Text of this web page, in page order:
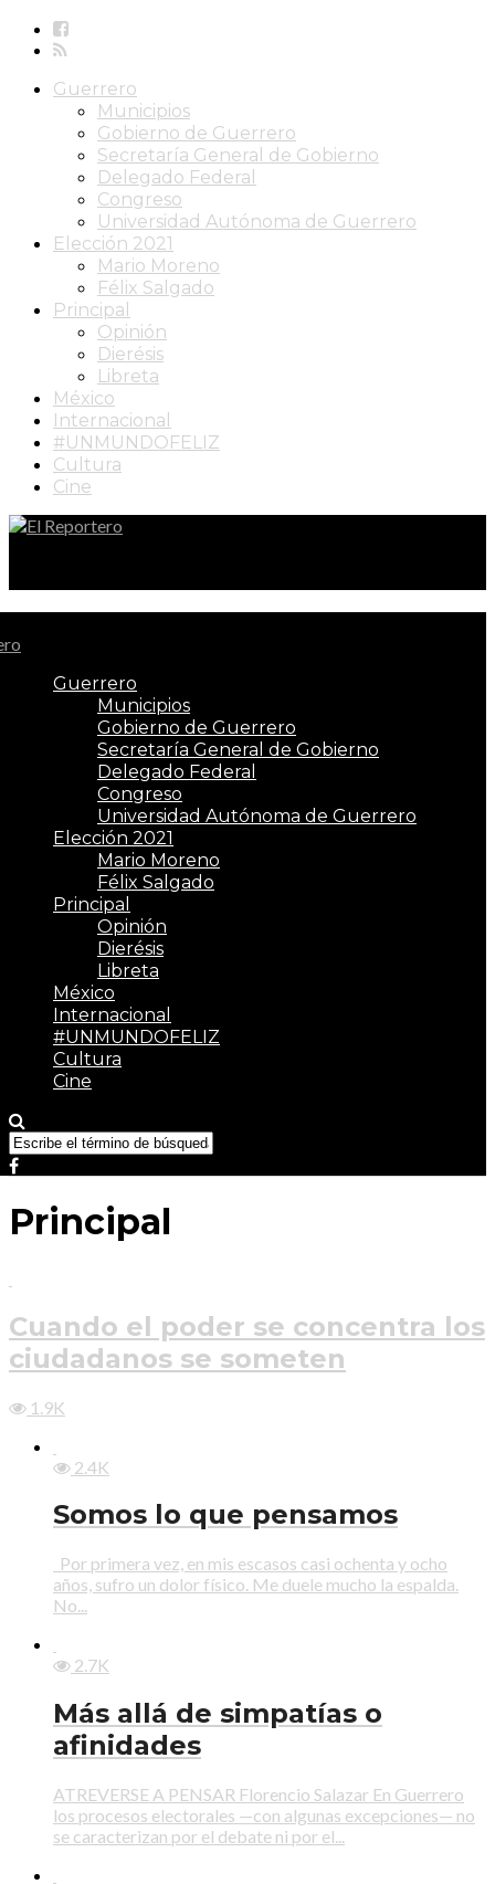
Guerrero
Municipios
Gobierno de Guerrero
Secretaría General de Gobierno
Delegado Federal
Congreso
Universidad Autónoma de Guerrero
Elección 2021
Mario Moreno
Félix Salgado
Principal
Opinión
Dierésis
Libreta
México
Internacional
#UNMUNDOFELIZ
Cultura
Cine
Guerrero
Municipios
Gobierno de Guerrero
Secretaría General de Gobierno
Delegado Federal
Congreso
Universidad Autónoma de Guerrero
Elección 2021
Mario Moreno
Félix Salgado
Principal
Opinión
Dierésis
Libreta
México
Internacional
#UNMUNDOFELIZ
Cultura
Cine
Principal
Cuando el poder se concentra los
ciudadanos se someten
1.9K
2.4K
Somos lo que pensamos
Por primera vez, en mis escasos casi ochenta y ocho
años, sufro un dolor físico. Me duele mucho la espalda.
No...
2.7K
Más allá de simpatías o
afinidades
ATREVERSE A PENSAR Florencio Salazar En Guerrero
los procesos electorales —con algunas excepciones— no
se caracterizan por el debate ni por el...